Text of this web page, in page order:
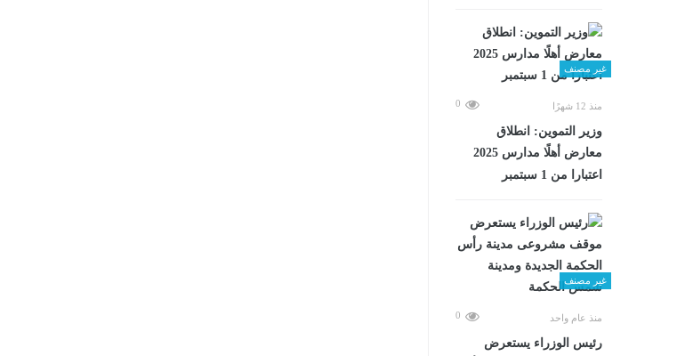
غير مصنف
منذ 12 شهرًا 0
وزير التموين: انطلاق
معارض أهلًا مدارس 2025
اعتبارا من 1 سبتمبر
غير مصنف
منذ عام واحد 0
رئيس الوزراء يستعرض